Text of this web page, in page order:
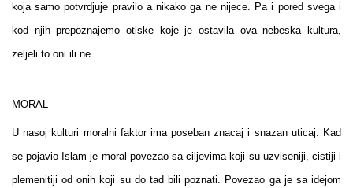
koja samo potvrdjuje pravilo a nikako ga ne nijece. Pa i pored svega i
kod njih prepoznajemo otiske koje je ostavila ova nebeska kultura,
zeljeli to oni ili ne.
MORAL
U nasoj kulturi moralni faktor ima poseban znacaj i snazan uticaj. Kad
se pojavio Islam je moral povezao sa ciljevima koji su uzviseniji, cistiji i
plemenitiji od onih koji su do tad bili poznati. Povezao ga je sa idejom